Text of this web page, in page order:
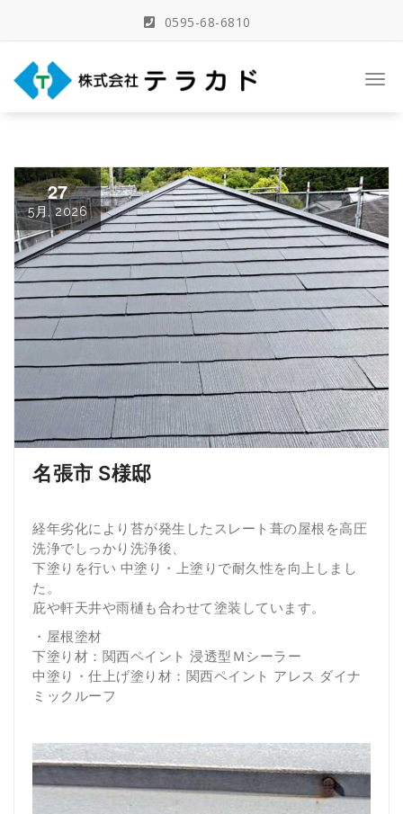
content
0595-68-6810
三重県名張市の建築事務所
27
5月, 2026
名張市 S様邸
経年劣化により苔が発生したスレート葺の屋根を高圧
洗浄でしっかり洗浄後、
下塗りを行い 中塗り・上塗りで耐久性を向上しまし
た。
庇や軒天井や雨樋も合わせて塗装しています。
・屋根塗材
下塗り材：関西ペイント 浸透型Ｍシーラー
中塗り・仕上げ塗り材：関西ペイント アレス ダイナ
ミックルーフ